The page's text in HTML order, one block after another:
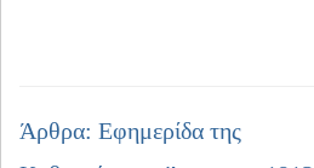
Άρθρα: Εφημερίδα της